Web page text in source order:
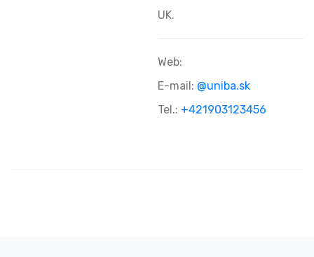
UK.
Web:
E-mail: @uniba.sk
Tel.: +421903123456